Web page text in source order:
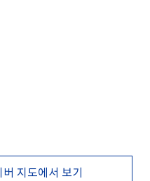
버 지도에서 보기